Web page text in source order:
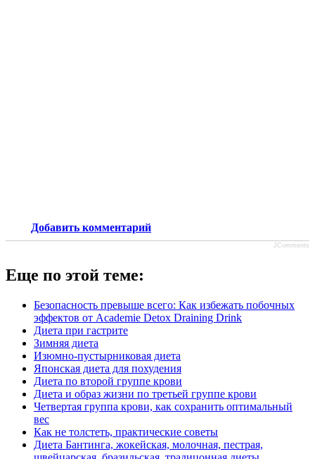
Добавить комментарий
JComments
Еще по этой теме:
Безопасность превыше всего: Как избежать побочных
эффектов от Academie Detox Draining Drink
Диета при гастрите
Зимняя диета
Изюмно-пустырниковая диета
Японская диета для похудения
Диета по второй группе крови
Диета и образ жизни по третьей группе крови
Четвертая группа крови, как сохранить оптимальный
вес
Как не толстеть, практические советы
Диета Бантинга, жокейская, молочная, пестрая,